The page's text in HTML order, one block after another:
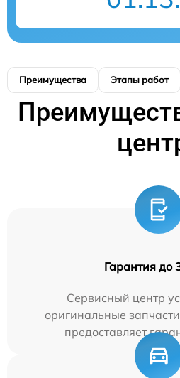
Преимущества Этапы работ
Гарантия до
Сервисный центр
оригинальные
предоставляет